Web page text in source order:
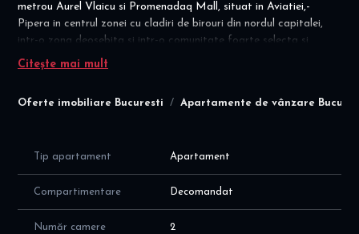
Oferte imobiliare Bucuresti Apartamente de vânzare
metrou Aurel Vlaicu si Promenadaq Mall, situat in Aviatiei,-
Pipera in centrul zonei cu cladiri de birouri din nordul capitalei,
intr-o zona deosebita si intr-o comunitate foarte selecta si
moderna.
- achizitie PJ : 199.000 euro, cu taxare inversa
Apartamentul este decomandat, tip 7, situat la etajul 10/11, intr-
(53,28 mp plus balcon de 7,13 mp), cu o compartimentare
inteligenta si spatii vitrate mari, dupa cum urmeaza:
Citește mai mult
Tip apartament Apartament
Compartimentare Decomandat
Număr camere 2